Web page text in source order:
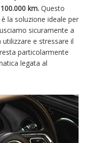
km. Questo
la soluzione ideale per
sicuramente a
e stressare il
particolarmente
legata al